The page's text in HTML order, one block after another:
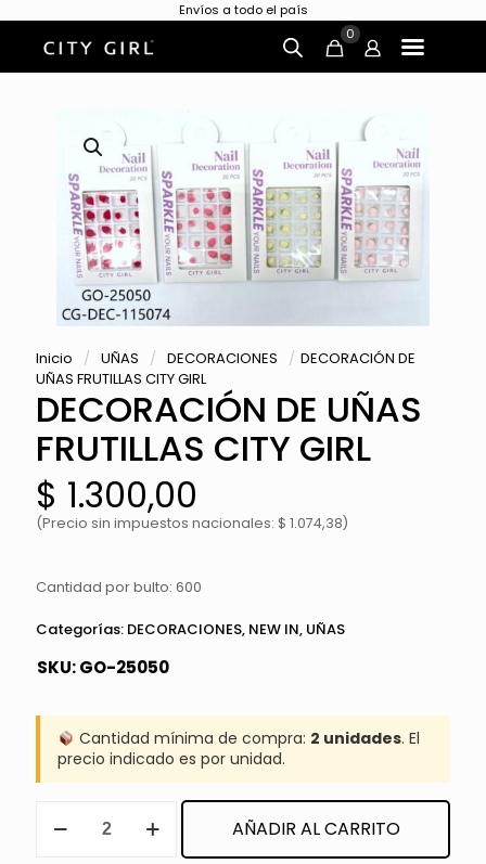
Envíos a todo el país
0
Inicio / UÑAS / DECORACIONES / DECORACIÓN DE
UÑAS FRUTILLAS CITY GIRL
DECORACIÓN DE UÑAS
FRUTILLAS CITY GIRL
$ 1.300,00
(Precio sin impuestos nacionales: $ 1.074,38)
Cantidad por bulto: 600
Categorías: DECORACIONES, NEW IN, UÑAS
SKU:GO-25050
Cantidad mínima de compra: 2 unidades. El
precio indicado es por unidad.
AÑADIR AL CARRITO